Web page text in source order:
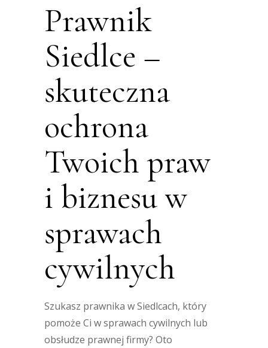
Prawnik
Siedlce –
skuteczna
ochrona
Twoich praw
i biznesu w
sprawach
cywilnych
Szukasz prawnika w Siedlcach, który
pomoże Ci w sprawach cywilnych lub
obsłudze prawnej firmy? Oto